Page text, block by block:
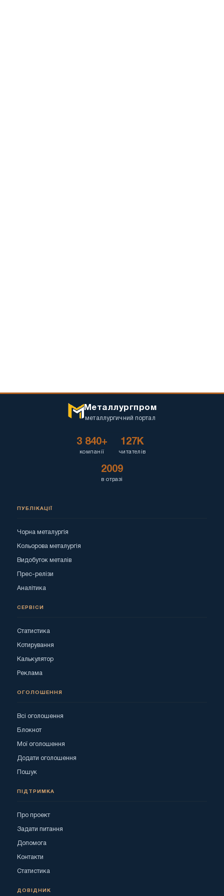
Металлургпром
металлургичний портал
3 840+
компанії
127K
читателів
2009
в отразі
ПУБЛІКАЦІЇ
Чорна металургія
Кольорова металургія
Видобуток металів
Прес-релізи
Аналітика
СЕРВІСИ
Статистика
Котирування
Калькулятор
Реклама
ОГОЛОШЕННЯ
Всі оголошення
Блокнот
Мої оголошення
Додати оголошення
Пошук
ПІДТРИМКА
Про проект
Задати питання
Допомога
Контакти
Статистика
ДОВІДНИК